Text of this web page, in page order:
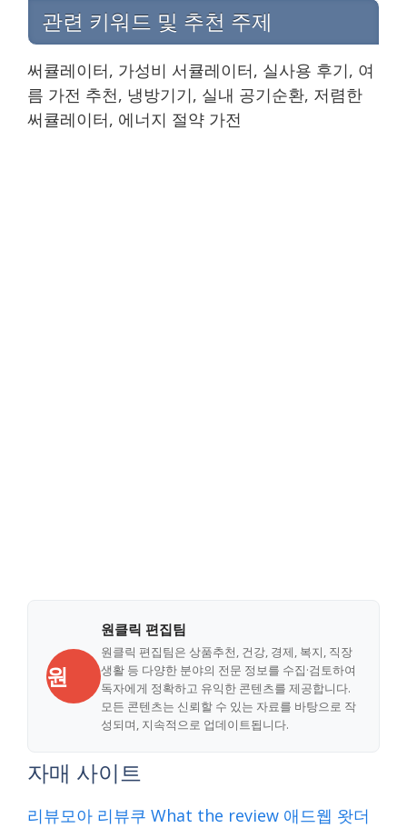
관련 키워드 및 추천 주제
써큘레이터, 가성비 서큘레이터, 실사용 후기, 여
름 가전 추천, 냉방기기, 실내 공기순환, 저렴한
써큘레이터, 에너지 절약 가전
원
원클릭 편집팀
원클릭 편집팀은 상품추천, 건강, 경제, 복지, 직장
생활 등 다양한 분야의 전문 정보를 수집·검토하여
독자에게 정확하고 유익한 콘텐츠를 제공합니다.
모든 콘텐츠는 신뢰할 수 있는 자료를 바탕으로 작
성되며, 지속적으로 업데이트됩니다.
자매 사이트
리뷰모아 리뷰쿠 What the review 애드웹 왓더